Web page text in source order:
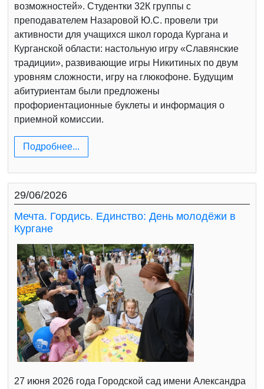
возможностей». Студентки 32К группы с
преподавателем Назаровой Ю.С. провели три
активности для учащихся школ города Кургана и
Курганской области: настольную игру «Славянские
традиции», развивающие игры Никитиных по двум
уровням сложности, игру на глюкофоне. Будущим
абитуриентам были предложены
профориентационные буклеты и информация о
приемной комиссии.
Подробнее...
29/06/2026
Мечта. Гордись. Единство: День молодёжи в
Кургане
27 июня 2026 года Городской сад имени Александра